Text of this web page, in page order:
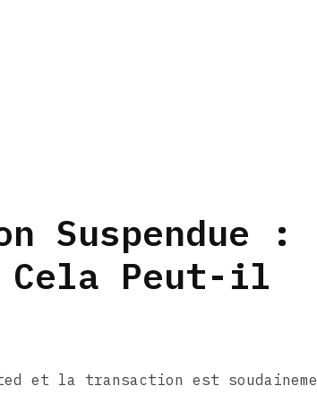
Suspendue :
Cela Peut-il
et la transaction est